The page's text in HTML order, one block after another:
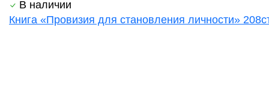
В наличии
Книга «Провизия для становления личности»